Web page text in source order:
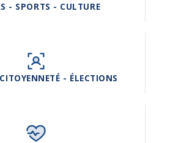
- SPORTS - CULTURE
- ÉLECTIONS